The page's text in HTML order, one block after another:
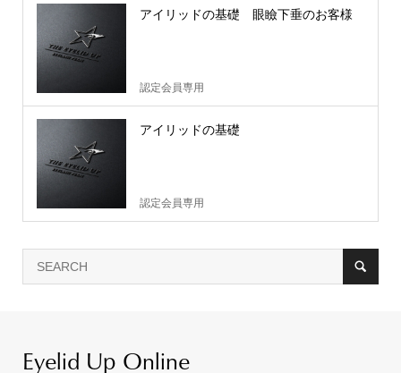
アイリッドの基礎 眼瞼下垂のお客様
認定会員専用
アイリッドの基礎
認定会員専用
Eyelid Up Online